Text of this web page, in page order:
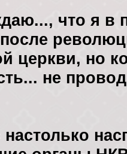
что я
церкви, но
не